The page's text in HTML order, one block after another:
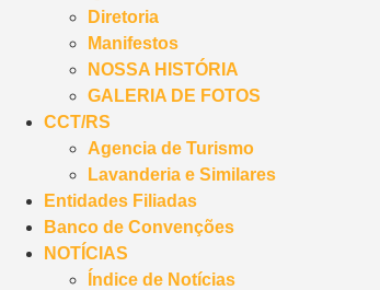
Diretoria
Manifestos
NOSSA HISTÓRIA
GALERIA DE FOTOS
CCT/RS
Agencia de Turismo
Lavanderia e Similares
Entidades Filiadas
Banco de Convenções
NOTÍCIAS
Índice de Notícias